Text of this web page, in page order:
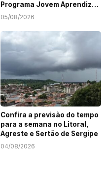
Programa Jovem Aprendiz
em Sergipe
05/08/2026
Confira a previsão do tempo
para a semana no Litoral,
Agreste e Sertão de Sergipe
04/08/2026